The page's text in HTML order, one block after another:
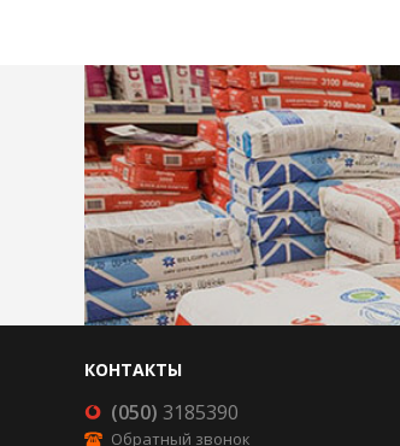
КОНТАКТЫ
(050) 3185390
Обратный звонок